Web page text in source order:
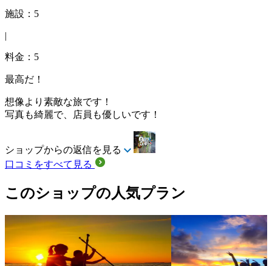
施設：5
|
料金：5
最高だ！
想像より素敵な旅です！
写真も綺麗で、店員も優しいです！
ショップからの返信を見る
口コミをすべて見る
このショップの人気プラン